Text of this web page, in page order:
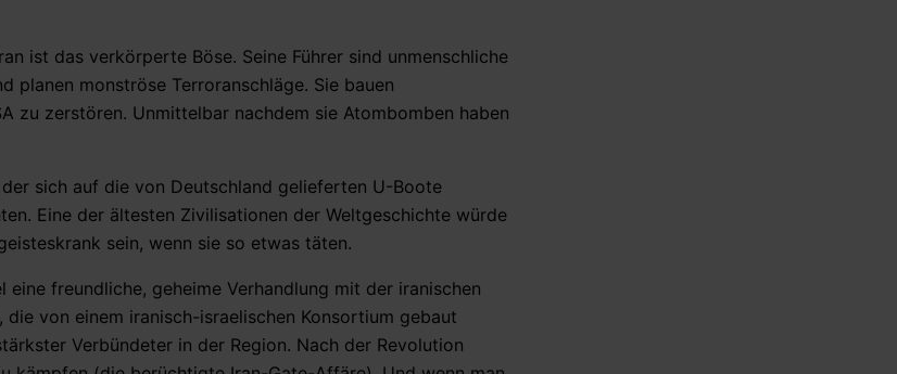
ist das verkörperte Böse. Seine Führer sind unmenschliche
planen monströse Terroranschläge. Sie bauen
zu zerstören. Unmittelbar nachdem sie Atombomben haben
sich auf die von Deutschland gelieferten U-Boote
Eine der ältesten Zivilisationen der Weltgeschichte würde
sein, wenn sie so etwas täten.
freundliche, geheime Verhandlung mit der iranischen
von einem iranisch-israelischen Konsortium gebaut
Verbündeter in der Region. Nach der Revolution